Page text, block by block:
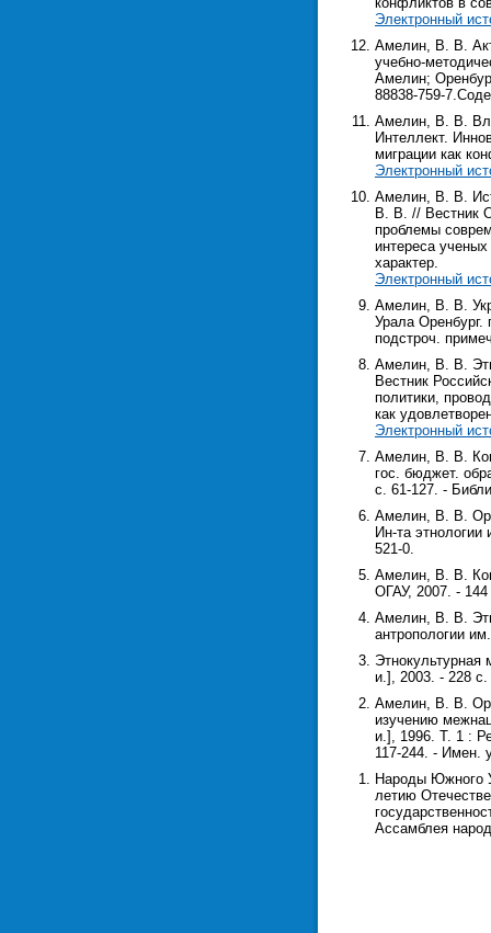
Электронный
Амелин, В. В.
учебно-
Амелин;
88838-759-
Амелин, В. В.
Интеллект.
миграции как
Электронный
Амелин, В. В.
В. В. // Вестник
проблемы
интереса
характер.
Электронный
Амелин, В. В.
Урала Оренбург.
подстроч.
Амелин, В. В.
Вестник
политики,
как
Электронный
Амелин, В. В.
гос. бюджет.
с. 61-127. -
Амелин, В. В.
Ин-та
521-0.
Амелин, В. В.
ОГАУ, 2007. - 144
Амелин, В. В.
антропологии
и.], 2003. - 228
Амелин, В. В.
изучению
и.], 1996. Т. 1 :
117-244. - Имен.
Народы Южного
летию
Ассамблея